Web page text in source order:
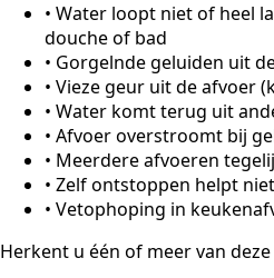
• Water loopt niet of heel
douche of bad
• Gorgelnde geluiden uit
• Vieze geur uit de afvoer
• Water komt terug uit
• Afvoer overstroomt bij
• Meerdere afvoeren
• Zelf ontstoppen helpt
• Vetophoping in
Herkent u één of meer van